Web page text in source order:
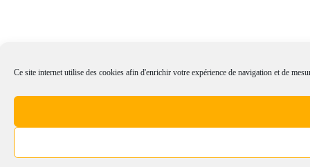
Ce site internet utilise des cookies afin d'enrichir votre expérience de navigation et de